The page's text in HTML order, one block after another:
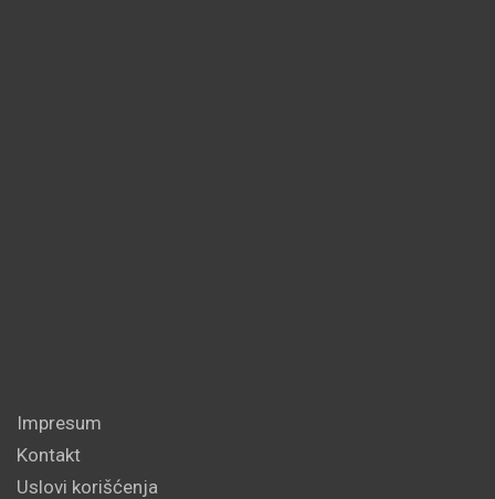
Impresum
Kontakt
Uslovi korišćenja